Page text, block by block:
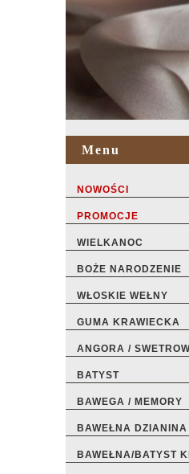
Menu
NOWOŚCI
PROMOCJE
WIELKANOC
BOŻE NARODZENIE
WŁOSKIE WEŁNY
GUMA KRAWIECKA
ANGORA /
BATYST
BAWEGA / MEMORY
BAWEŁNA
BAWEŁNA/BATYST